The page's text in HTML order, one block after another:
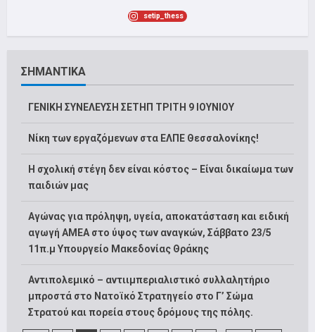
setip_thess
ΣΗΜΑΝΤΙΚΑ
ΓΕΝΙΚΗ ΣΥΝΕΛΕΥΣΗ ΣΕΤΗΠ ΤΡΙΤΗ 9 ΙΟΥΝΙΟΥ
Νίκη των εργαζόμενων στα ΕΛΠΕ Θεσσαλονίκης!
Η σχολική στέγη δεν είναι κόστος – Είναι δικαίωμα των
παιδιών μας
Αγώνας για πρόληψη, υγεία, αποκατάσταση και ειδική
αγωγή ΑΜΕΑ στο ύψος των αναγκών, Σάββατο 23/5
11π.μ Υπουργείο Μακεδονίας Θράκης
Αντιπολεμικό – αντιιμπεριαλιστικό συλλαλητήριο
μπροστά στο Νατοϊκό Στρατηγείο στο Γ’ Σώμα
Στρατού και πορεία στους δρόμους της πόλης.